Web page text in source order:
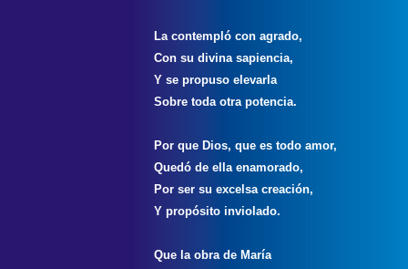
La contempló con agrado,
Con su divina sapiencia,
Y se propuso elevarla
Sobre toda otra potencia.
Por que Dios, que es todo amor,
Quedó de ella enamorado,
Por ser su excelsa creación,
Y propósito inviolado.
Que la obra de María